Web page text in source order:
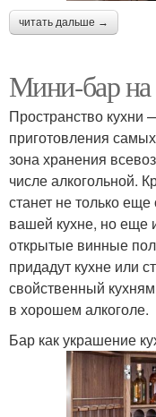
читать дальше →
Мини-бар на
Пространство кухни
приготовления
зона хранения
числе алкогольной.
станет не только
вашей кухне, но
открытые винные
придадут кухне или
свойственный
в хорошем алкоголе.
Бар как украшение